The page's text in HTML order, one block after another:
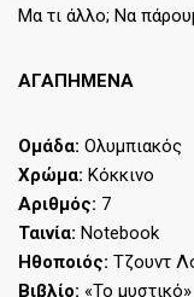
Μα τι άλλο; Να
ΑΓΑΠΗΜΕΝΑ
Ομάδα: Ολυμπιακός
Χρώμα: Κόκκινο
Αριθμός: 7
Ταινία: Notebook
Ηθοποιός: Τζουντ
Βιβλίο: «Το μυστικό»